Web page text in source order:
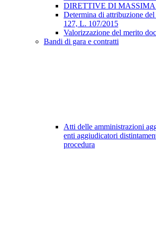
DIRETTIVE DI MASSIMA
Determina di attribuzione
127, L. 107/2015
Valorizzazione del merito
Bandi di gara e contratti
Atti delle amministrazioni
enti aggiudicatori
procedura